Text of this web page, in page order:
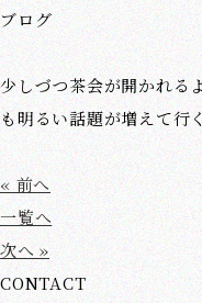
ブログ
少しづつ茶会が開かれる
も明るい話題が増えて行
« 前へ
一覧へ
次へ »
CONTACT